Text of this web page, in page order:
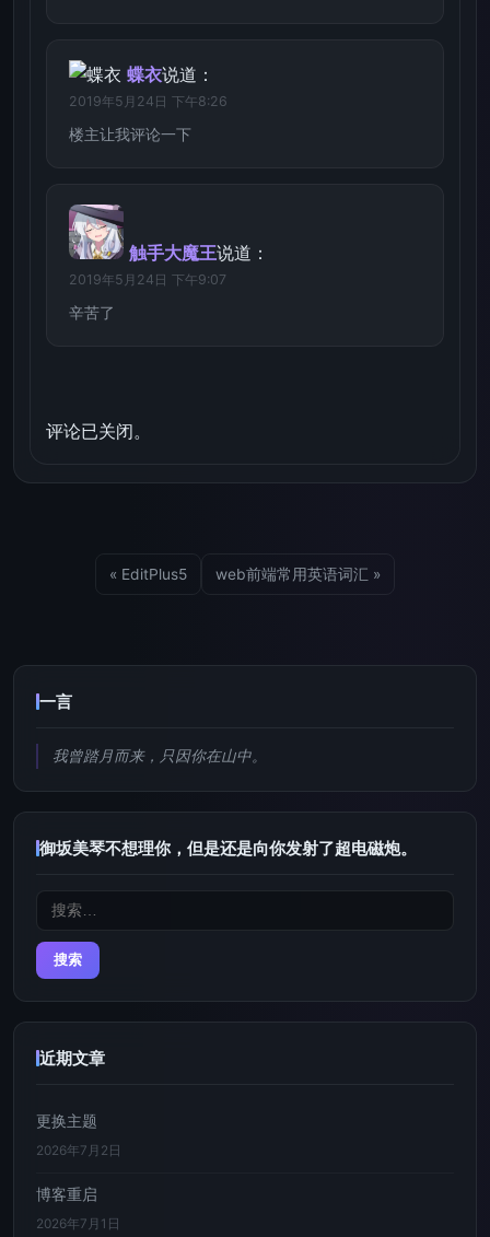
蝶衣说道：
2019年5月24日 下午8:26
楼主让我评论一下
触手大魔王说道：
2019年5月24日 下午9:07
辛苦了
评论已关闭。
« EditPlus5 web前端常用英语词汇 »
一言
我曾踏月而来，只因你在山中。
御坂美琴不想理你，但是还是向你发射了超电磁炮。
搜
近期文章
更换主题
2026年7月2日
博客重启
2026年7月1日